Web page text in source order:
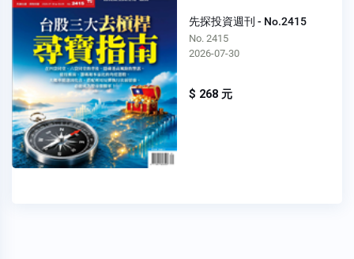
先探投資週刊 - No.2415
No. 2415
2026-07-30
$ 268 元